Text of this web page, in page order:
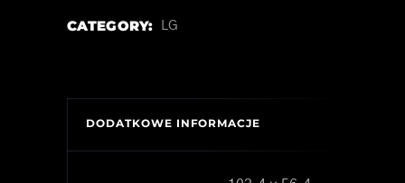
CATEGORY: LG
DODATKOWE INFORMACJE